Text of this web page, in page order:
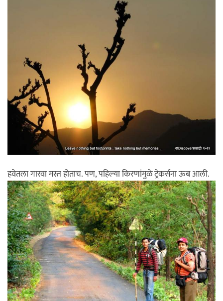
हवेतला गारवा मस्त होताच. पण, पहिल्या किरणांमुळे ट्रेकर्सना ऊब आली.